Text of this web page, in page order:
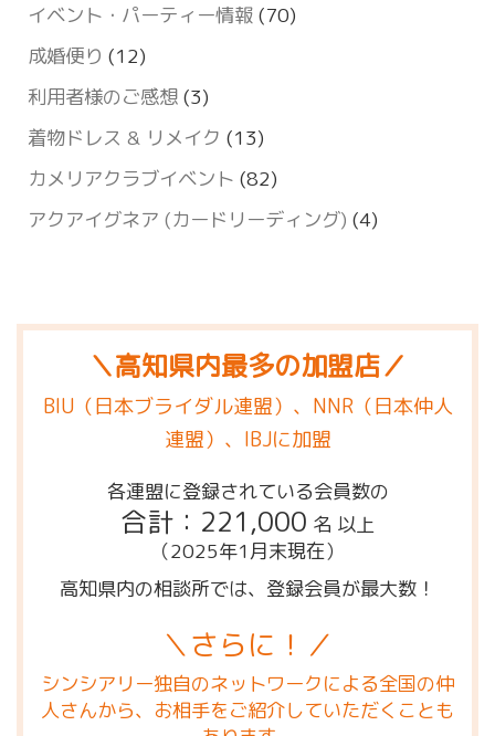
イベント・パーティー情報 (70)
成婚便り (12)
利用者様のご感想 (3)
着物ドレス & リメイク (13)
カメリアクラブイベント (82)
アクアイグネア (カードリーディング) (4)
＼高知県内最多の加盟店／
BIU（日本ブライダル連盟）、NNR（日本仲人
連盟）、IBJに加盟
各連盟に登録されている会員数の
合計：221,000 名 以上
（2025年1月末現在）
高知県内の相談所では、登録会員が最大数！
＼さらに！／
シンシアリー独自のネットワークによる全国の仲
人さんから、お相手をご紹介していただくことも